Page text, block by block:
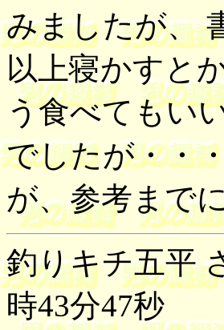
みましたが、
以上寝かすと
う食べてもい
でしたが・・
が、参考まで
釣りキチ五
時43分47秒